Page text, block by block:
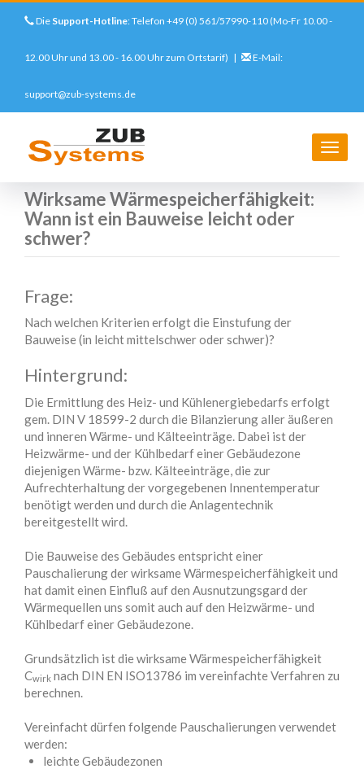
Direkt
Inhalt
Die Support-Hotline: Telefon +49 (0) 561/57990-110 (Mo-Fr 10.00 -
12.00 Uhr und 13.00 - 16.00 Uhr zum Ortstarif) | E-Mail:
support@zub-systems.de
Support FAQs
Wirksame Wärmespeicherfähigkeit: Wann ist ein Bauweise leicht
oder schwer?
Wirksame Wärmespeicherfähigkeit:
Wann ist ein Bauweise leicht oder
schwer?
Frage:
Nach welchen Kriterien erfolgt die Einstufung der
Bauweise (in leicht mittelschwer oder schwer)?
Hintergrund:
Die Ermittlung des Heiz- und Kühlenergiebedarfs erfolgt
gem. DIN V 18599-2 durch die Bilanzierung aller äußeren
und inneren Wärme- und Kälteeinträge. Dabei ist der
Heizwärme- und der Kühlbedarf einer Gebäudezone
diejenigen Wärme- bzw. Kälteeinträge, die zur
Aufrechterhaltung der vorgegebenen Innentemperatur
benötigt werden und durch die Anlagentechnik
bereitgestellt wird.
Die Bauweise des Gebäudes entspricht einer
Pauschalierung der wirksame Wärmespeicherfähigkeit und
hat damit einen Einfluß auf den Ausnutzungsgard der
Wärmequellen uns somit auch auf den Heizwärme- und
Kühlbedarf einer Gebäudezone.
Grundsätzlich ist die wirksame Wärmespeicherfähigkeit
Cwirk nach DIN EN ISO13786 im vereinfachte Verfahren zu
berechnen.
Vereinfacht dürfen folgende Pauschalierungen verwendet
werden:
leichte Gebäudezonen